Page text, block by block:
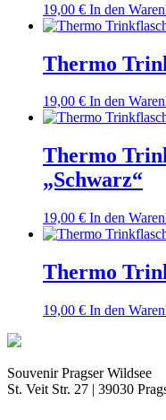
19,00 € In den
Thermo
19,00 € In den
Thermo
„Schwarz“
19,00 € In den
Thermo
19,00 € In den
Souvenir Pragser Wildsee
St. Veit Str. 27 | 39030